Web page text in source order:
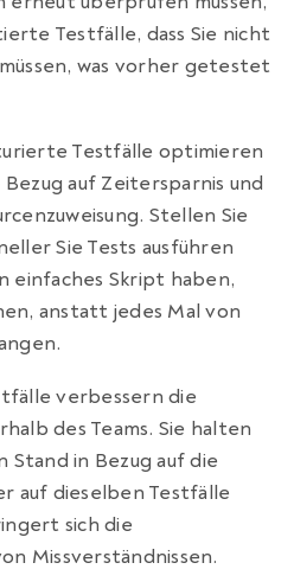
Testfälle, dass Sie nicht
was vorher getestet
Testfälle optimieren
auf Zeitersparnis und
Stellen Sie
Sie Tests ausführen
einfaches Skript haben,
anstatt jedes Mal von
verbessern die
des Teams. Sie halten
Stand in Bezug auf die
auf dieselben Testfälle
sich die
Missverständnissen.